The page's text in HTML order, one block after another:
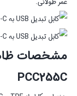
مشخصات
PCC255C